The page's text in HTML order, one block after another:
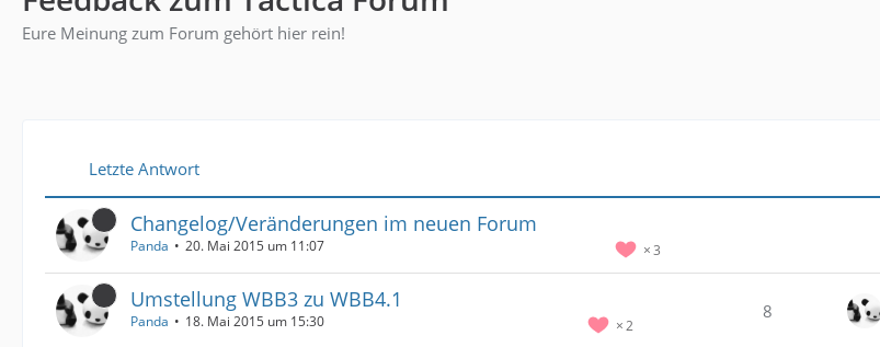
Eure Meinung zum Forum gehört hier rein!
Letzte Antwort
Changelog/Veränderungen im neuen Forum
3
Panda 20. Mai 2015 um 11:07
Umstellung WBB3 zu WBB4.1
2
Panda 18. Mai 2015 um 15:30 8